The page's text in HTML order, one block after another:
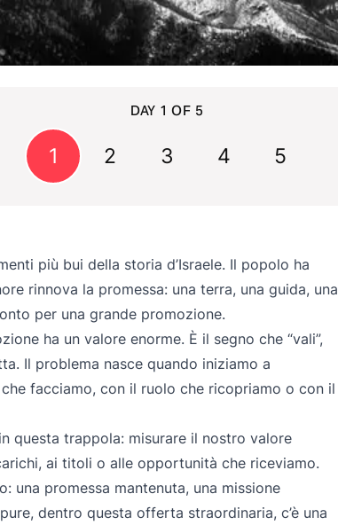
DAY 1 OF 5
1 2 3 4 5
più bui della storia d’Israele. Il popolo ha
rinnova la promessa: una terra, una guida, una
per una grande promozione.
ha un valore enorme. È il segno che “vali”,
Il problema nasce quando iniziamo a
facciamo, con il ruolo che ricopriamo o con il
questa trappola: misurare il nostro valore
ai titoli o alle opportunità che riceviamo.
una promessa mantenuta, una missione
dentro questa offerta straordinaria, c’è una